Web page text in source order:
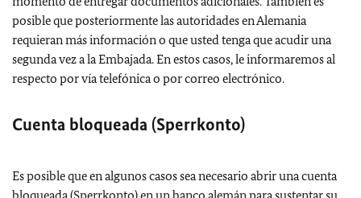
posible que posteriormente las autoridades en Alemania
requieran más información o que usted tenga que acudir una
segunda vez a la Embajada. En estos casos, le informaremos al
respecto por vía telefónica o por correo electrónico.
Cuenta bloqueada (Sperrkonto)
Es posible que en algunos casos sea necesario abrir una cuenta